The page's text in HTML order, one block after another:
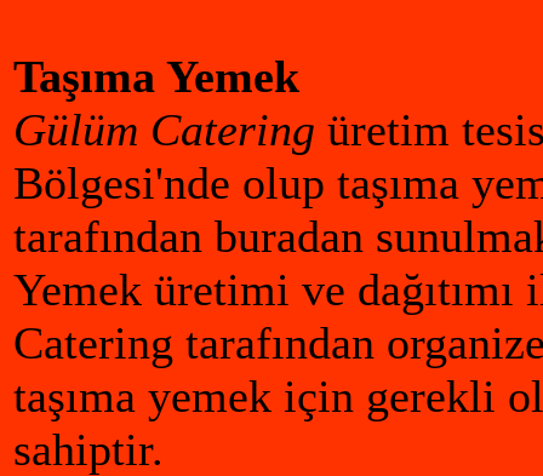
Taşıma Yemek
Gülüm Catering üretim
Bölgesi'nde olup taşıma
tarafından buradan
Yemek üretimi ve
Catering tarafından
taşıma yemek için gerekli
sahiptir.